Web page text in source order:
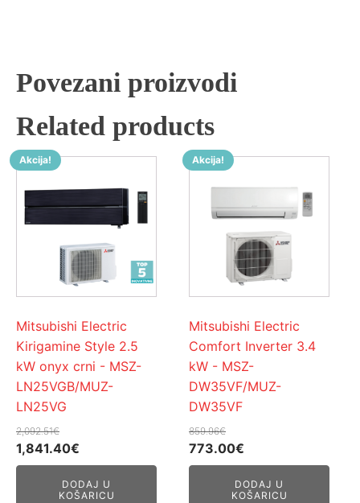
Povezani proizvodi
Related products
Akcija!
Mitsubishi Electric
Kirigamine Style 2.5
kW onyx crni - MSZ-
LN25VGB/MUZ-
LN25VG
2,092.51€
Izvorna
cijena
1,841.40€
cijena
je:
DODAJ U
KOŠARICU
Akcija!
Mitsubishi Electric
Comfort Inverter 3.4
kW - MSZ-
DW35VF/MUZ-
DW35VF
859.96€
Izvorna
cijena
773.00€
cijena
je:
DODAJ U
KOŠARICU